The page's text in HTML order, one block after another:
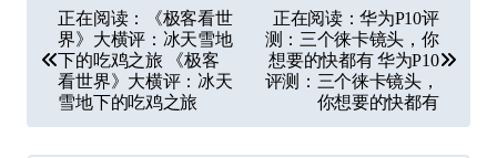
章
航
正在阅读：《极客看世
界》大横评：冰天雪地
下的吃鸡之旅 《极客
看世界》大横评：冰天
雪地下的吃鸡之旅
正在阅读：华为P10评
测：三个徕卡镜头，你
想要的快都有 华为P10
评测：三个徕卡镜头，
你想要的快都有